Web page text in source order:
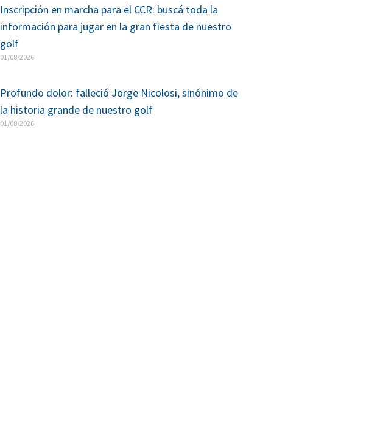
Inscripción en marcha para el CCR: buscá toda la
información para jugar en la gran fiesta de nuestro
golf
01/08/2026
Profundo dolor: falleció Jorge Nicolosi, sinónimo de
la historia grande de nuestro golf
01/08/2026